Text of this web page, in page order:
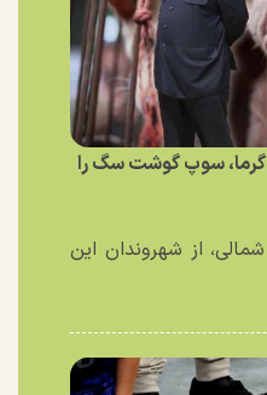
گرما، سوپ گوشت سگ را
از شهروندان این